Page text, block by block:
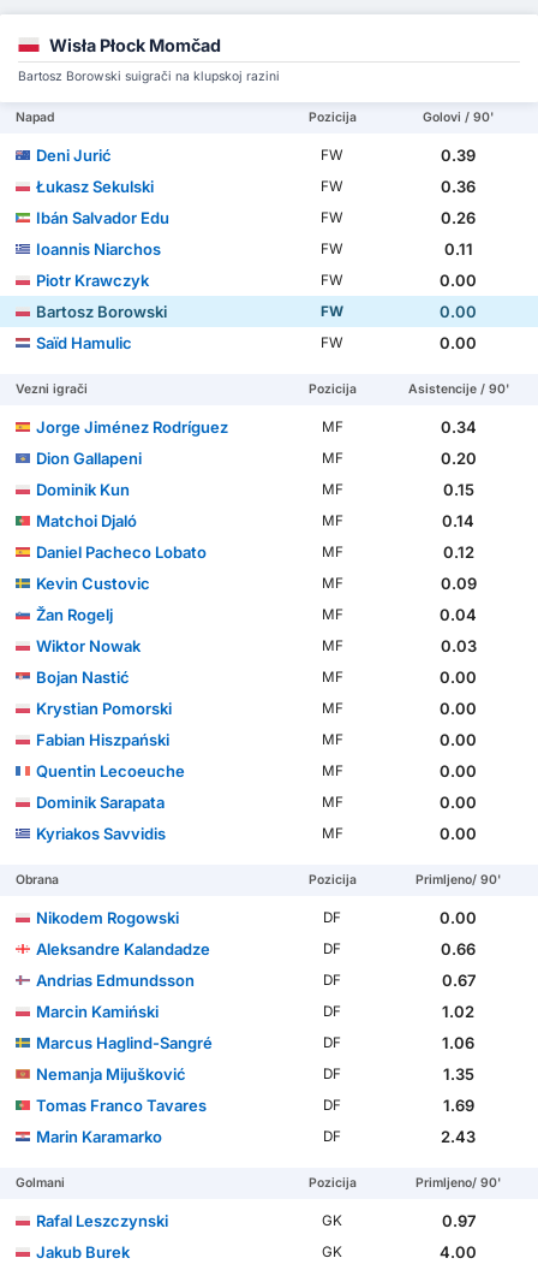
Wisła Płock Momčad
Bartosz Borowski suigrači na klupskoj razini
Napad Pozicija Golovi / 90'
Deni Jurić FW
0.39
Łukasz Sekulski
FW
0.36
Ibán Salvador Edu
FW
0.26
Ioannis Niarchos
FW
0.11
Piotr Krawczyk
FW
0.00
Bartosz Borowski
FW
0.00
Saïd Hamulic
FW 0.00
Vezni igrači Pozicija Asistencije / 90'
Jorge Jiménez Rodríguez MF
0.34
Dion Gallapeni
MF
0.20
Dominik Kun
MF
0.15
Matchoi Djaló
MF
0.14
Daniel Pacheco Lobato
MF
0.12
Kevin Custovic
MF
0.09
Žan Rogelj
MF
0.04
Wiktor Nowak
MF
0.03
Bojan Nastić
MF
0.00
Krystian Pomorski
MF
0.00
Fabian Hiszpański
MF
0.00
Quentin Lecoeuche
MF
0.00
Dominik Sarapata
MF
0.00
Kyriakos Savvidis
MF 0.00
Obrana Pozicija Primljeno/ 90'
Nikodem Rogowski DF
0.00
Aleksandre Kalandadze
DF
0.66
Andrias Edmundsson
DF
0.67
Marcin Kamiński
DF
1.02
Marcus Haglind-Sangré
DF
1.06
Nemanja Mijušković
DF
1.35
Tomas Franco Tavares
DF
1.69
Marin Karamarko
DF 2.43
Golmani Pozicija Primljeno/ 90'
Rafal Leszczynski GK
0.97
Jakub Burek
GK 4.00